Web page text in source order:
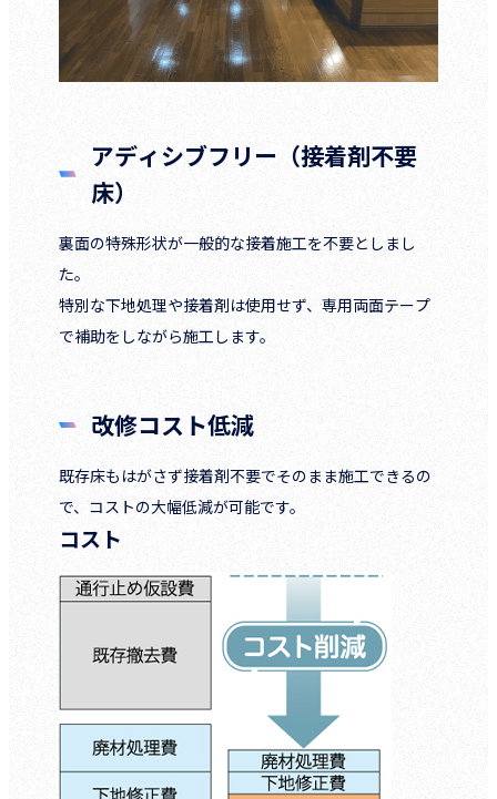
アディシブフリー（接着剤不要
床）
裏面の特殊形状が一般的な接着施工を不要としまし
た。
特別な下地処理や接着剤は使用せず、専用両面テープ
で補助をしながら施工します。
改修コスト低減
既存床もはがさず接着剤不要でそのまま施工できるの
で、コストの大幅低減が可能です。
コスト